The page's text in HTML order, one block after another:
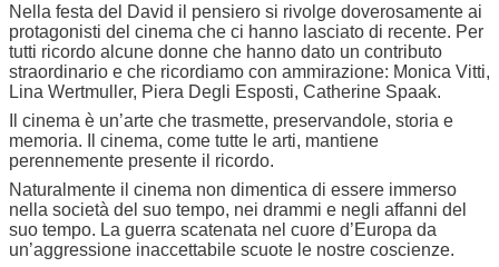
Nella festa del David il pensiero si rivolge doverosamente ai
protagonisti del cinema che ci hanno lasciato di recente. Per
tutti ricordo alcune donne che hanno dato un contributo
straordinario e che ricordiamo con ammirazione: Monica Vitti,
Lina Wertmuller, Piera Degli Esposti, Catherine Spaak.
Il cinema è un’arte che trasmette, preservandole, storia e
memoria. Il cinema, come tutte le arti, mantiene
perennemente presente il ricordo.
Naturalmente il cinema non dimentica di essere immerso
nella società del suo tempo, nei drammi e negli affanni del
suo tempo. La guerra scatenata nel cuore d’Europa da
un’aggressione inaccettabile scuote le nostre coscienze.